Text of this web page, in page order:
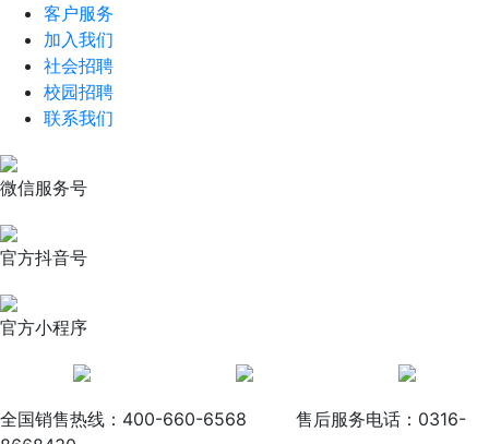
客户服务
加入我们
社会招聘
校园招聘
联系我们
微信服务号
官方抖音号
官方小程序
全国销售热线：400-660-6568
售后服务电话：0316-